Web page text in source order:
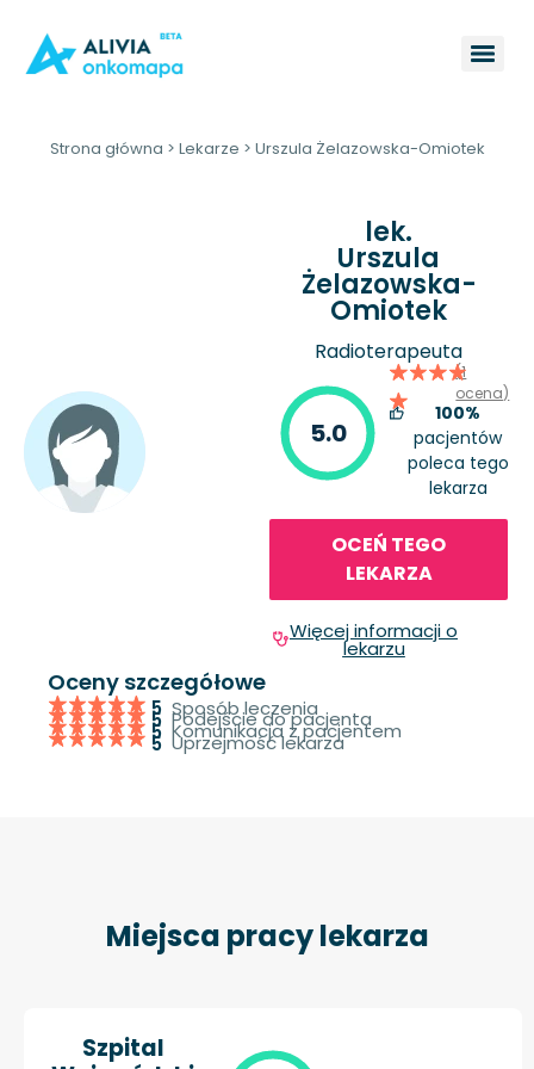
Strona główna > Lekarze > Urszula Żelazowska-Omiotek
lek.
Urszula
Żelazowska-
Omiotek
Radioterapeuta
5.0
(1
ocena)
100%
pacjentów
poleca tego
lekarza
OCEŃ TEGO
LEKARZA
Więcej informacji o
lekarzu
Oceny szczegółowe
5 Sposób leczenia
5 Podejście do pacjenta
5 Komunikacja z pacjentem
5 Uprzejmość lekarza
Miejsca pracy lekarza
Szpital